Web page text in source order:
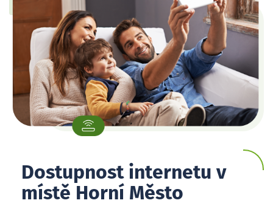
Dostupnost internetu v
místě Horní Město